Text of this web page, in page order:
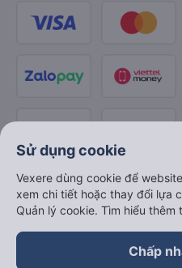
Sử dụng cookie
Vexere dùng cookie để
xem chi tiết hoặc thay đổi lựa
Quản lý cookie. Tìm hiểu thêm
Chấp